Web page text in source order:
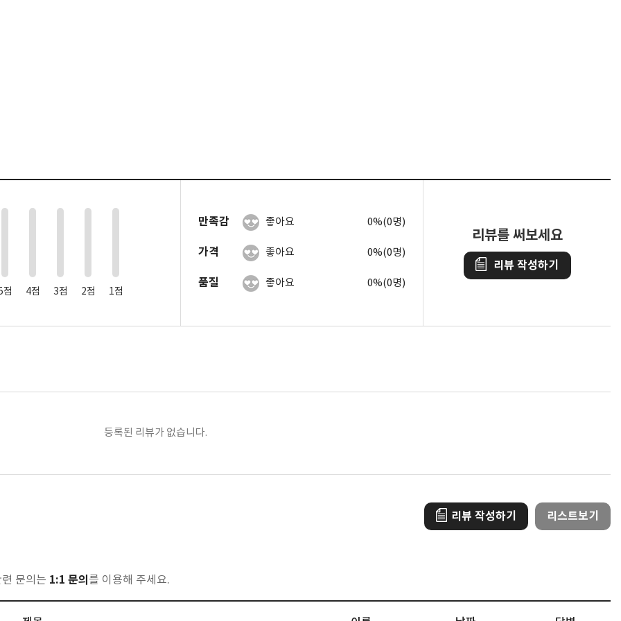
점 4점 3점 2점 1점
만족감 좋아요 0%(0명)
가격 좋아요 0%(0명)
품질 좋아요 0%(0명)
리뷰를 써보세요
리뷰 작성하기
등록된 리뷰가 없습니다.
리뷰 작성하기 리스트보기
문의는 1:1 문의 를 이용해 주세요.